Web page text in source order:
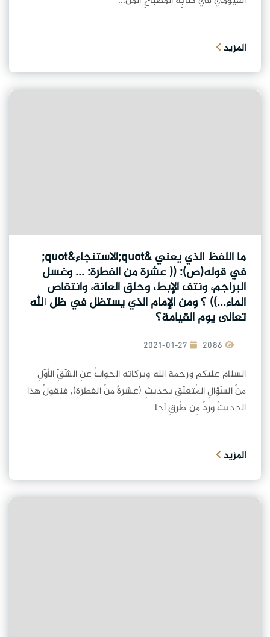
المزيد
ما اللفظ الذي يعني &quot;الاستنجاء&quot;
في قوله(ص): (( عشرة من الفطرة: ... وغسل
البراجم، ونتف الإبط، وحلق العانة، وانتقاص
الماء...)) ؟ ومن الإمام الذي يستظل في ظل الله
تعالى يوم القيامة؟
2021-01-27
السلام عليكم ورحمة الله وبركاته الجوابُ عنِ الشّقِّ الأوّلِ
منَ السّؤالِ المُتعلّقِ بحديثِ (عشرةٌ منَ الفطرةِ), فنقولُ هذا
الحديثُ وردَ مِن طُرقِ أحا...
المزيد